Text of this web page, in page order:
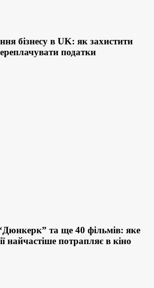
бізнесу в UK: як захистити
податки
та ще 40 фільмів: яке
найчастіше потрапляє в кіно